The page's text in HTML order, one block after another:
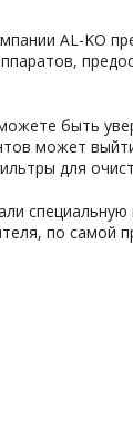
AL-KO
быть
может
для
по самой